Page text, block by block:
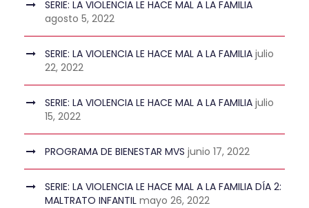
SERIE: LA VIOLENCIA LE HACE MAL A LA FAMILIA
agosto 5, 2022
SERIE: LA VIOLENCIA LE HACE MAL A LA FAMILIA julio
22, 2022
SERIE: LA VIOLENCIA LE HACE MAL A LA FAMILIA julio
15, 2022
PROGRAMA DE BIENESTAR MVS junio 17, 2022
SERIE: LA VIOLENCIA LE HACE MAL A LA FAMILIA DÍA 2:
MALTRATO INFANTIL mayo 26, 2022